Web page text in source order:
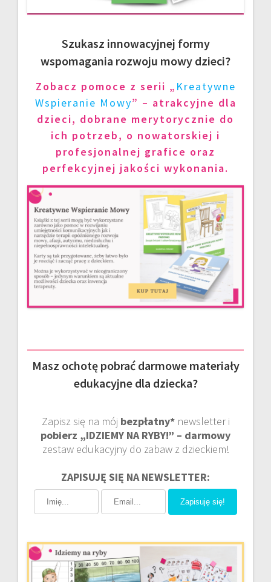
Szukasz innowacyjnej formy
wspomagania rozwoju mowy dzieci?
Zobacz pomoce z serii „ Kreatywne
Wspieranie Mowy” – atrakcyjne dla
dzieci, dobrane merytorycznie do
ich potrzeb, o nowatorskiej i
profesjonalnej grafice oraz
perfekcyjnej jakości wykonania.
Masz ochotę pobrać darmowe materiały
edukacyjne dla dziecka?
Zapisz się na mój bezpłatny*newsletter i
pobierz „IDZIEMY NA RYBY!” – darmowy
zestaw edukacyjny do zabaw z dzieckiem!
ZAPISUJĘ SIĘ NA NEWSLETTER:
Zapisuję się!